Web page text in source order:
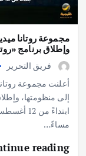
مجموعة روتانا
وإطلاق برنامج
فريق التحرير
أعلنت مجموعة
إلى منظومتها،
مساءً…
reading